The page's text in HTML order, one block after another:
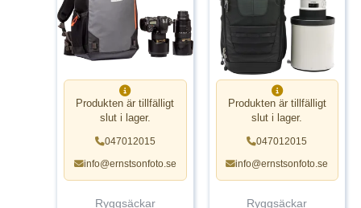
Produkten är tillfälligt
slut i lager.
047012015
info@ernstsonfoto.se
Ryggsäckar
Produkten är tillfälligt
slut i lager.
047012015
info@ernstsonfoto.se
Ryggsäckar